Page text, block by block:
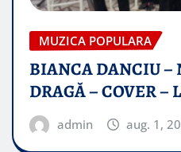
MUZICA POPULARA
BIANCA DANCIU –
DRAGĂ – COVER –
admin aug. 1,